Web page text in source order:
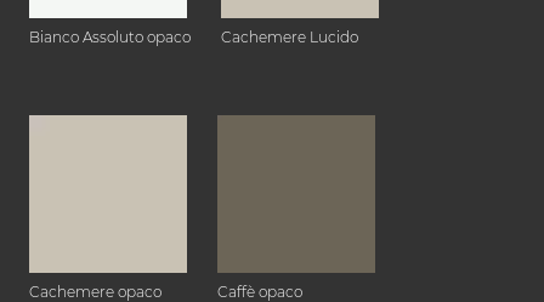
Bianco Assoluto opaco Cachemere Lucido
Cachemere opaco Caffè opaco